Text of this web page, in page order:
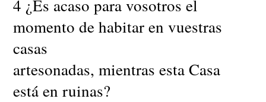
4 ¿Es acaso para vosotros el
momento de habitar en vuestras
casas
artesonadas, mientras esta Casa
está en ruinas?